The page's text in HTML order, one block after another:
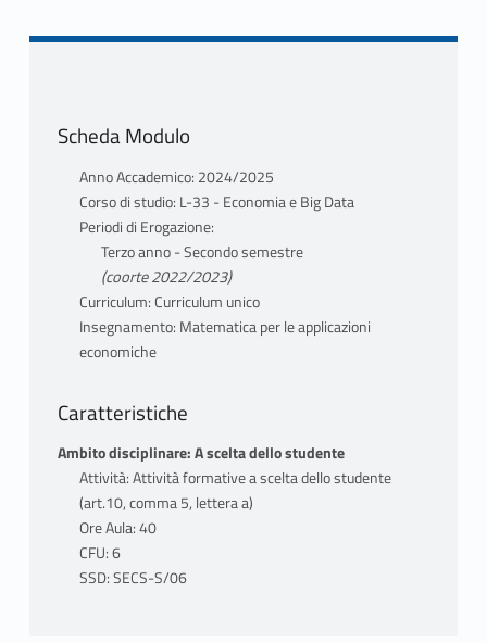
vincoli di uguaglianza e vincoli di
Lagrange (c.d. geometrica). Condizioni del
secondo ordine per l’esistenza di massimi o
minimi locali con vincolo di uguaglianza
(Hessiana orlata). Caso globale con vincolo
compatto. Rappresentazione geometrica del
problema vincolato. Cenni alle CN di Khun-
Tucker. Funzioni omogenee: definizione e
(c.d.). Applicazioni economiche: il problema
Parte II: Equazioni differenziali ordinarie e
sistemi di equazioni differenziali
Definizioni ed esempi. Modello di crescita
Malthusiana. Problema di Cauchy. Teorema
generale di esistenza ed unicità della
Scheda Modulo
Anno Accademico: 2024/2025
Corso di studio: L-33 - Economia e Big Data
Periodi di Erogazione:
Terzo anno - Secondo semestre
(coorte 2022/2023)
Curriculum: Curriculum unico
Insegnamento: Matematica per le applicazioni
economiche
Caratteristiche
Ambito disciplinare: A scelta dello studente
Attività: Attività formative a scelta dello studente
(art.10, comma 5, lettera a)
Ore Aula: 40
CFU: 6
SSD: SECS-S/06